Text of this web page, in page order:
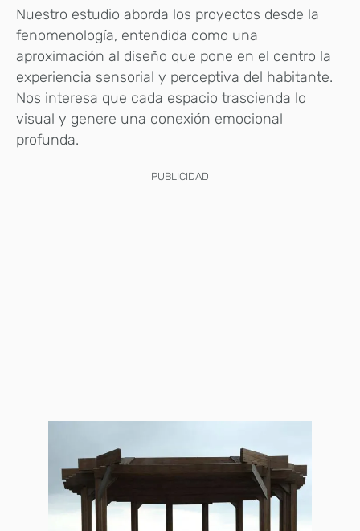
Nuestro estudio aborda los proyectos desde la
fenomenología, entendida como una
aproximación al diseño que pone en el centro la
experiencia sensorial y perceptiva del habitante.
Nos interesa que cada espacio trascienda lo
visual y genere una conexión emocional
profunda.
PUBLICIDAD